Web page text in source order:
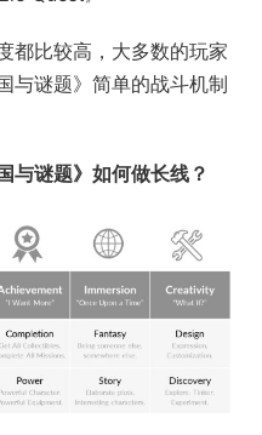
都比较高，大多数的玩家
与谜题》简单的战斗机制
与谜题》如何做长线？